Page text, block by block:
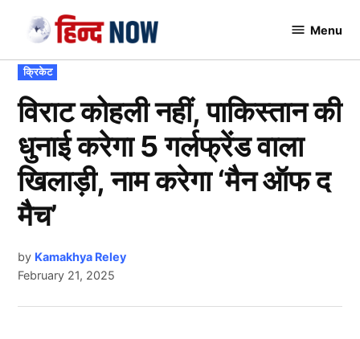
content
Menu
POSTED
IN
क्रिकेट
विराट कोहली नहीं, पाकिस्तान की
धुनाई करेगा 5 गर्लफ्रेंड वाला
खिलाड़ी, नाम करेगा ‘मैन ऑफ द
मैच’
by Kamakhya Reley
February 21, 2025